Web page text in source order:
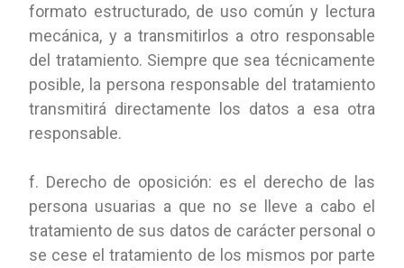
formato estructurado, de uso común y lectura
mecánica, y a transmitirlos a otro responsable
del tratamiento. Siempre que sea técnicamente
posible, la persona responsable del tratamiento
transmitirá directamente los datos a esa otra
responsable.
f. Derecho de oposición: es el derecho de las
persona usuarias a que no se lleve a cabo el
tratamiento de sus datos de carácter personal o
se cese el tratamiento de los mismos por parte